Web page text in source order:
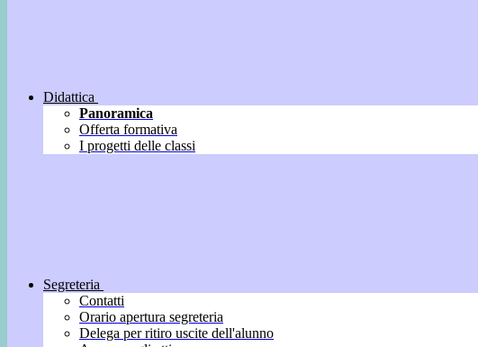
Didattica
Panoramica
Offerta formativa
I progetti delle classi
Segreteria
Contatti
Orario apertura segreteria
Delega per ritiro uscite dell'alunno